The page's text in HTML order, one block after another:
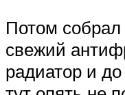
Потом собрал
свежий
радиатор и